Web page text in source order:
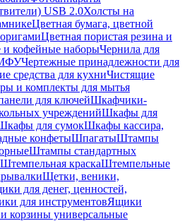
USB 2.0Холсты на
Цветная бумага, цветной
Цветная пористая резина и
кофейные наборыЧернила для
МФУЧертежные принадлежности для
средства для кухниЧистящие
и комплекты для мытья
для ключейШкафчики-
учрежденийШкафы для
для сумокШкафы кассира,
конфетыШпагатыШтампы
Штампы стандартных
Штемпельная краскаШтемпельные
Щетки, веники,
для денег, ценностей,
для инструментовЯщики
корзины универсальные